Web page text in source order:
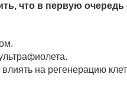
что в первую
на регенерацию